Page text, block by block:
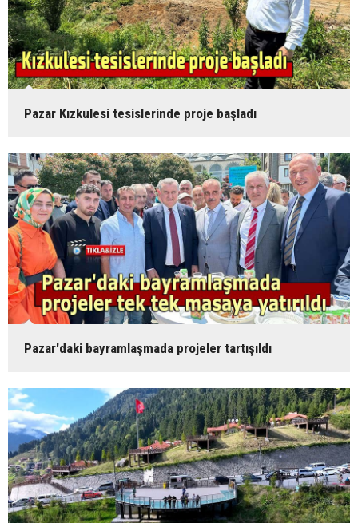
Pazar Kızkulesi tesislerinde proje başladı
Pazar'daki bayramlaşmada projeler tartışıldı